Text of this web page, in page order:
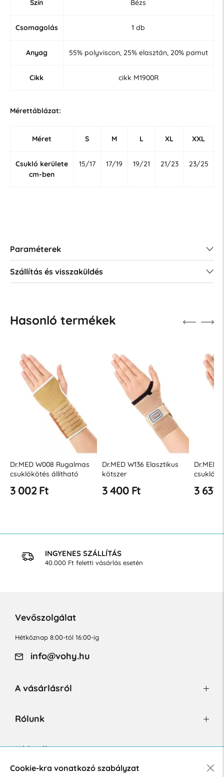
Szín Bézs
Csomagolás 1 db
Anyag 55% polyviscon, 25% elasztán, 20% pamut
Cikk cikk M1900R
Mérettáblázat:
Méret S M L XL XXL
Csukló kerülete
cm-ben
15/17 17/19 19/21 21/23 23/25
Paraméterek
Szállítás és visszaküldés
Hasonló termékek
Dr.MED W008 Rugalmas
csuklókötés állítható
3 002 Ft
Dr.MED W136 Elasztikus
kötszer
3 400 Ft
Dr.MED
3 637
INGYENES SZÁLLÍTÁS
40.000 Ft feletti vásárlás esetén
Vevőszolgálat
Hétköznap 8:00-tól 16:00-ig
info@vohy.hu
A vásárlásról
Rólunk
Hírlevél
Cookie-kra vonatkozó szabályzat